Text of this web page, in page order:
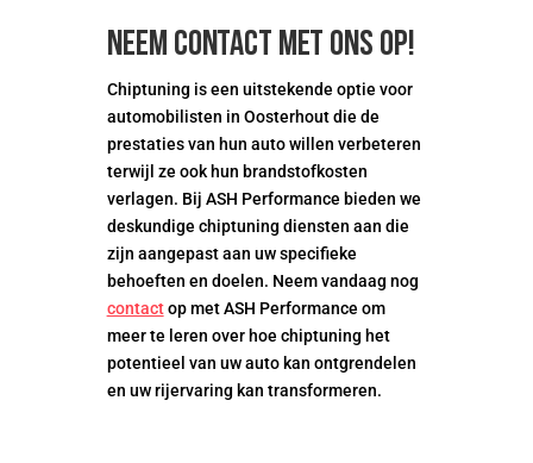
Neem contact met ons op!
Chiptuning is een uitstekende optie voor
automobilisten in Oosterhout die de
prestaties van hun auto willen verbeteren
terwijl ze ook hun brandstofkosten
verlagen. Bij ASH Performance bieden we
deskundige chiptuning diensten aan die
zijn aangepast aan uw specifieke
behoeften en doelen. Neem vandaag nog
contactop met ASH Performance om
meer te leren over hoe chiptuning het
potentieel van uw auto kan ontgrendelen
en uw rijervaring kan transformeren.